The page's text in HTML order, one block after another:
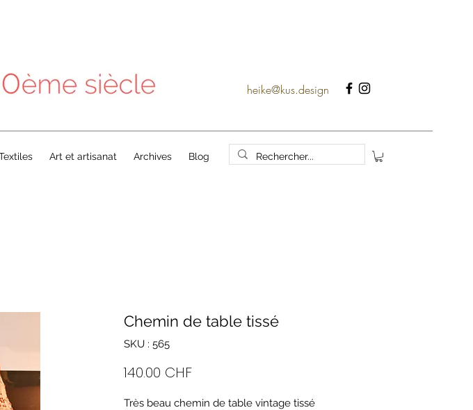
heike@kus.design
Art et artisanat Archives Blog
Chemin de table tissé
SKU : 565
140.00 CHFPrix
Très beau chemin de table vintage tissé